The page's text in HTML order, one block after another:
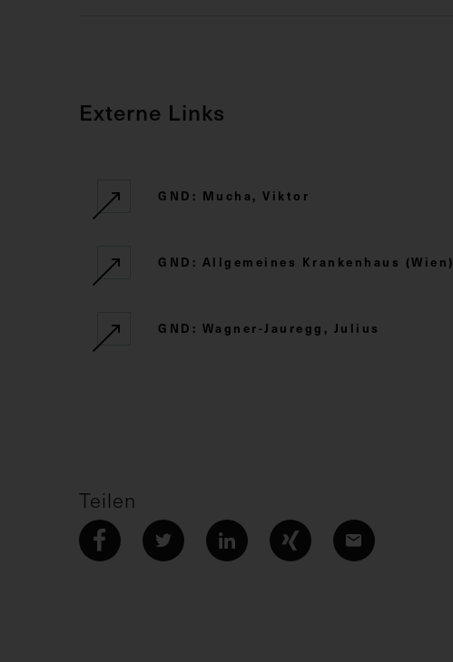
Externe Links
GND: Mucha, Viktor
GND: Allgemeines Krankenhaus (Wien)
GND: Wagner-Jauregg, Julius
Teilen